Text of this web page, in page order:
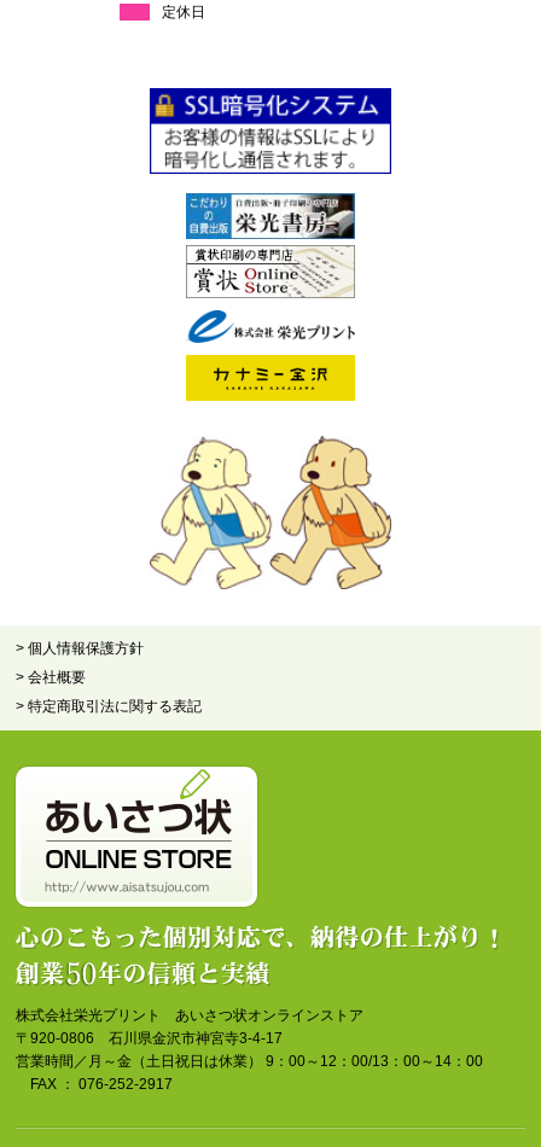
定休日
> 個人情報保護方針
> 会社概要
> 特定商取引法に関する表記
株式会社栄光プリント あいさつ状オンラインストア
〒920-0806 石川県金沢市神宮寺3-4-17
営業時間／月～金（土日祝日は休業） 9：00～12：00/13：00～14：00
FAX ： 076-252-2917